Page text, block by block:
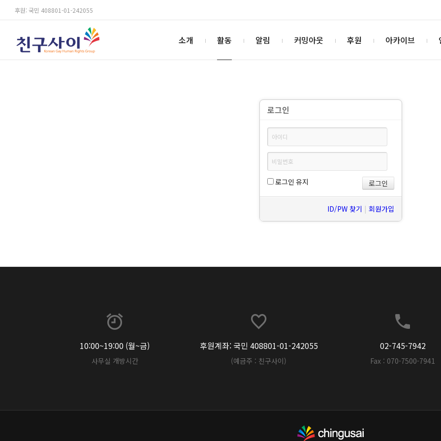
후원: 국민 408801-01-242055
소개 활동 알림 커밍아웃 후원 아카이브
로그인
로그인 유지
ID/PW 찾기 | 회원가입
10:00~19:00 (월~금)
사무실 개방시간
후원계좌: 국민 408801-01-242055
(예금주 : 친구사이)
02-745-7942
Fax : 070-7500-7941